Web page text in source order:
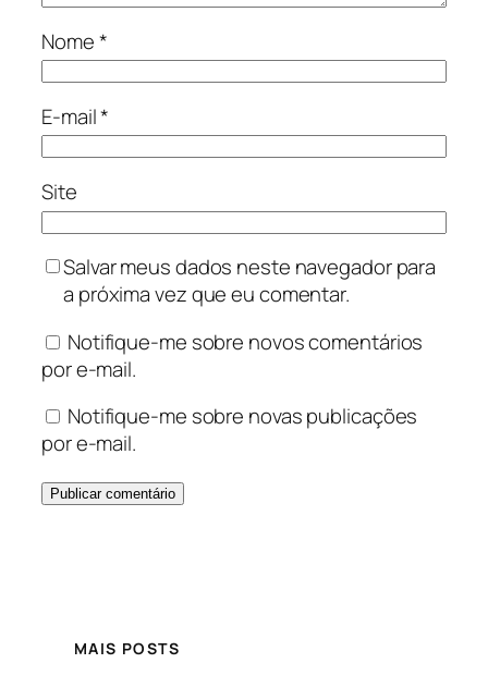
Nome*
E-mail*
Site
Salvar meus dados neste navegador para
a próxima vez que eu comentar.
Notifique-me sobre novos comentários
por e-mail.
Notifique-me sobre novas publicações
por e-mail.
MAIS POSTS